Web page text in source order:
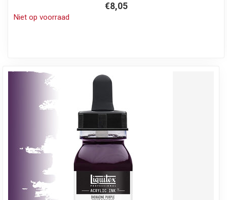
€8,05
Niet op voorraad